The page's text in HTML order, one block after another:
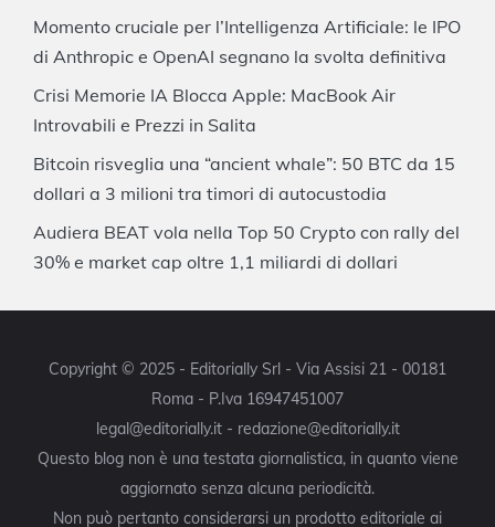
Momento cruciale per l’Intelligenza Artificiale: le IPO
di Anthropic e OpenAI segnano la svolta definitiva
Crisi Memorie IA Blocca Apple: MacBook Air
Introvabili e Prezzi in Salita
Bitcoin risveglia una “ancient whale”: 50 BTC da 15
dollari a 3 milioni tra timori di autocustodia
Audiera BEAT vola nella Top 50 Crypto con rally del
30% e market cap oltre 1,1 miliardi di dollari
Copyright © 2025 - Editorially Srl - Via Assisi 21 - 00181
Roma - P.Iva 16947451007
legal@editorially.it - redazione@editorially.it
Questo blog non è una testata giornalistica, in quanto viene
aggiornato senza alcuna periodicità.
Non può pertanto considerarsi un prodotto editoriale ai